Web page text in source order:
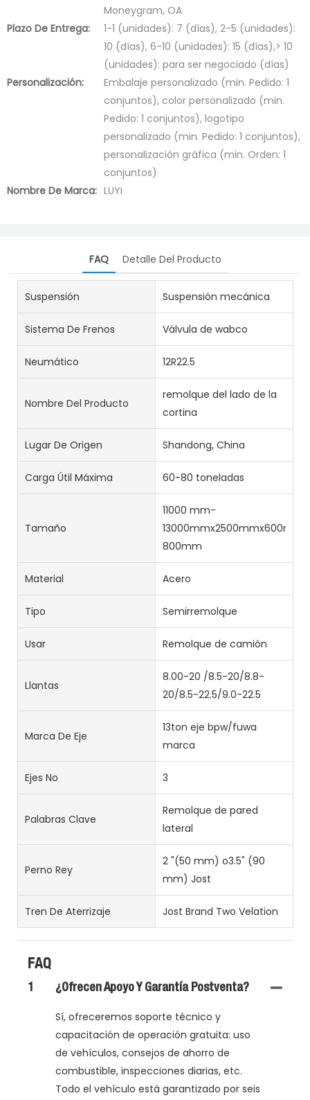
Moneygram, OA
Plazo De Entrega:
1-1 (unidades): 7 (días), 2-5 (unidades):
10 (días), 6-10 (unidades): 15 (días),> 10
(unidades): para ser negociado (días)
Personalización:
Embalaje personalizado (min. Pedido: 1
conjuntos), color personalizado (min.
Pedido: 1 conjuntos), logotipo
personalizado (min. Pedido: 1 conjuntos),
personalización gráfica (min. Orden: 1
conjuntos)
Nombre De Marca: LUYI
FAQ Detalle Del Producto
Suspensión Suspensión mecánica
Sistema De Frenos Válvula de wabco
Neumático 12R22.5
Nombre Del Producto
remolque del lado de la
cortina
Lugar De Origen Shandong, China
Carga Útil Máxima 60-80 toneladas
Tamaño
11000 mm-
13000mmx2500mmx600mm-
800mm
Material Acero
Tipo Semirremolque
Usar Remolque de camión
Llantas
8.00-20 /8.5-20/8.8-
20/8.5-22.5/9.0-22.5
Marca De Eje
13ton eje bpw/fuwa
marca
Ejes No 3
Palabras Clave
Remolque de pared
lateral
Perno Rey
2 "(50 mm) o3.5" (90
mm) Jost
Tren De Aterrizaje Jost Brand Two Velation
FAQ
1 ¿Ofrecen Apoyo Y Garantía Postventa?
Sí, ofreceremos soporte técnico y
capacitación de operación gratuita: uso
de vehículos, consejos de ahorro de
combustible, inspecciones diarias, etc.
Todo el vehículo está garantizado por seis